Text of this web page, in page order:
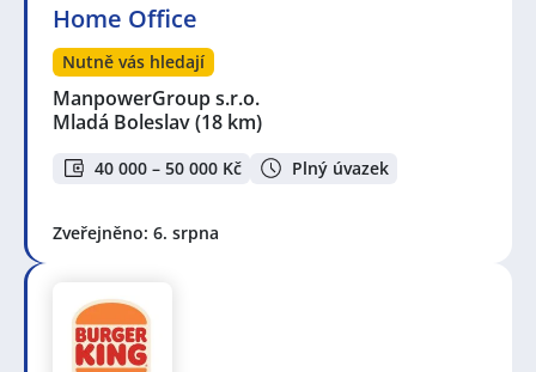
Home Office
Nutně vás hledají
ManpowerGroup s.r.o.
Mladá Boleslav(18 km)
40 000 – 50 000 Kč Plný úvazek
Zveřejněno: 6. srpna